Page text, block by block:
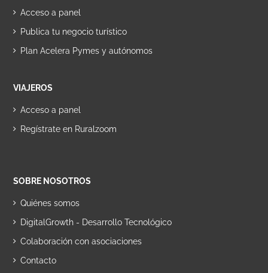
Acceso a panel
Publica tu negocio turístico
Plan Acelera Pymes y autónomos
VIAJEROS
Acceso a panel
Regístrate en Ruralzoom
SOBRE NOSOTROS
Quiénes somos
DigitalGrowth - Desarrollo Tecnológico
Colaboración con asociaciones
Contacto